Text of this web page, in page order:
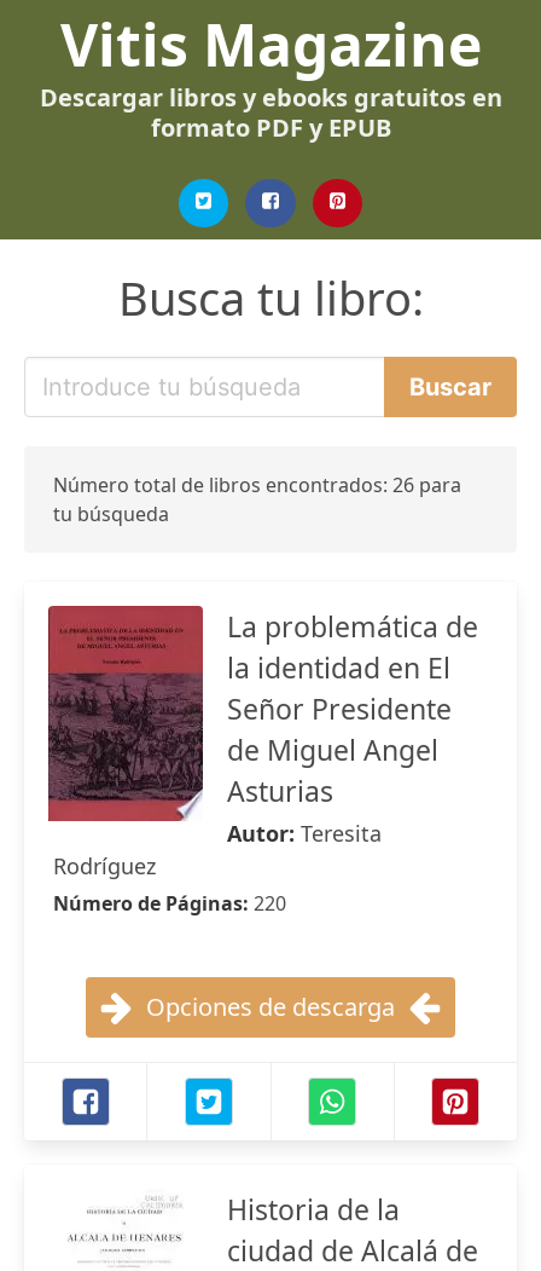
Vitis Magazine
Descargar libros y ebooks gratuitos en
formato PDF y EPUB
Busca tu libro:
Número total de libros encontrados: 26 para
tu búsqueda
La problemática de
la identidad en El
Señor Presidente
de Miguel Angel
Asturias
Autor: Teresita
Rodríguez
Número de Páginas: 220
Opciones de descarga
Historia de la
ciudad de Alcalá de